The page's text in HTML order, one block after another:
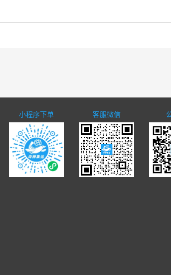
小程序下单 客服微信